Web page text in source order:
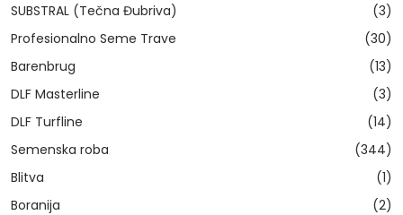
SUBSTRAL (Tečna Đubriva)
(3)
Profesionalno Seme Trave
(30)
Barenbrug
(13)
DLF Masterline
(3)
DLF Turfline
(14)
Semenska roba
(344)
Blitva
(1)
Boranija
(2)